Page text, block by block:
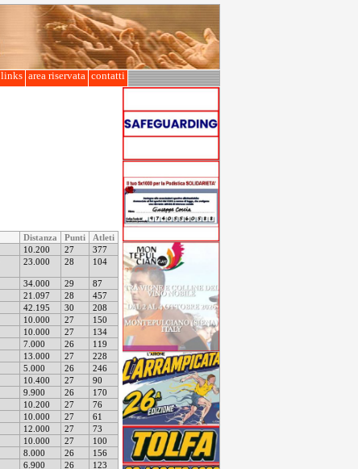
links area riservata contatti
Distanza Punti
Atleti
10.200 27
377
23.000 28 104
34.000 29
87
21.097 28
457
42.195 30
208
10.000 27
150
10.000 27
134
7.000 26
119
13.000 27
228
5.000 26
246
10.400 27
90
9.900 26
170
10.200 27
76
10.000 27
61
12.000 27
73
10.000 27
100
8.000 26
156
6.900 26
123